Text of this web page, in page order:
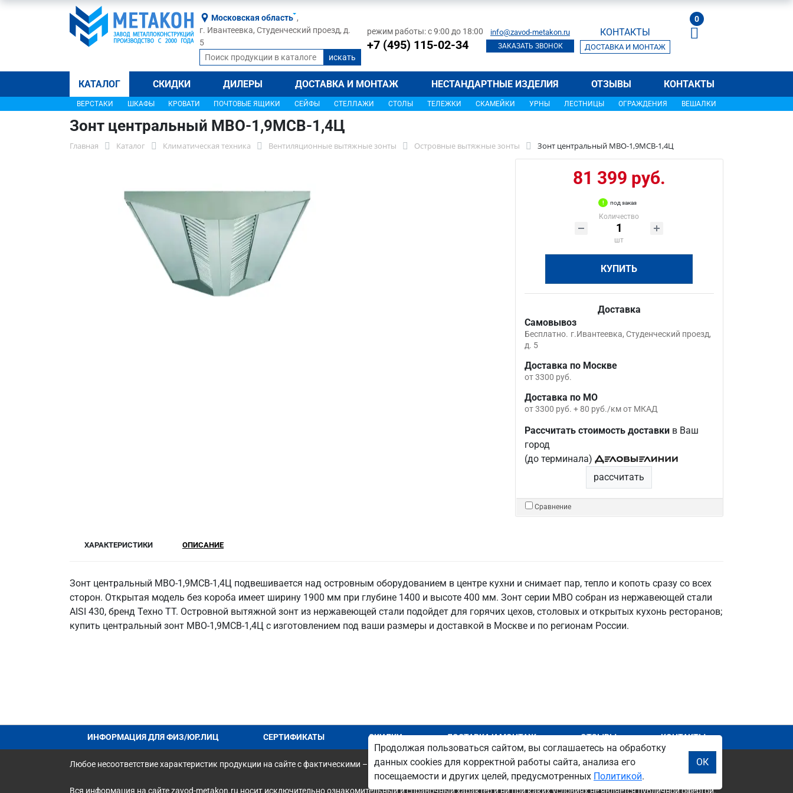
Московская область ,
г. Ивантеевка, Студенческий проезд, д.
5
режим работы: с 9:00 до 18:00
+7 (495) 115-02-34
info@zavod-metakon.ru
ЗАКАЗАТЬ ЗВОНОК
КОНТАКТЫ
ДОСТАВКА И МОНТАЖ
0
КАТАЛОГ СКИДКИ ДИЛЕРЫ ДОСТАВКА И МОНТАЖ НЕСТАНДАРТНЫЕ ИЗДЕЛИЯ ОТЗЫВЫ КОНТАКТЫ
ВЕРСТАКИ ШКАФЫ КРОВАТИ ПОЧТОВЫЕ ЯЩИКИ СЕЙФЫ СТЕЛЛАЖИ СТОЛЫ ТЕЛЕЖКИ СКАМЕЙКИ УРНЫ ЛЕСТНИЦЫ ОГРАЖДЕНИЯ ВЕШАЛКИ
Зонт центральный МВО-1,9МСВ-1,4Ц
Главная Каталог Климатическая техника Вентиляционные вытяжные зонты Островные вытяжные зонты Зонт центральный МВО-1,9МСВ-1,4Ц
81 399 руб.
под заказ
Количество
шт
КУПИТЬ
Доставка
Самовывоз
Бесплатно. г.Ивантеевка, Студенческий проезд,
д. 5
Доставка по Москве
от 3300 руб.
Доставка по МО
от 3300 руб. + 80 руб./км от МКАД
Рассчитать стоимость доставкив Ваш
город
(до терминала)
рассчитать
Сравнение
ХАРАКТЕРИСТИКИ ОПИСАНИЕ
Зонт центральный МВО-1,9МСВ-1,4Ц подвешивается над островным оборудованием в центре кухни и снимает пар, тепло и копоть сразу со всех
сторон. Открытая модель без короба имеет ширину 1900 мм при глубине 1400 и высоте 400 мм. Зонт серии МВО собран из нержавеющей стали
AISI 430, бренд Техно ТТ. Островной вытяжной зонт из нержавеющей стали подойдет для горячих цехов, столовых и открытых кухонь ресторанов;
купить центральный зонт МВО-1,9МСВ-1,4Ц с изготовлением под ваши размеры и доставкой в Москве и по регионам России.
ИНФОРМАЦИЯ ДЛЯ ФИЗ/ЮР.ЛИЦ СЕРТИФИКАТЫ СКИДКИ ДОСТАВКА И МОНТАЖ ОТЗЫВЫ КОНТАКТЫ
Любое несоответствие характеристик продукции на сайте с фактическими – является опечаткой.
Вся информация на сайте zavod-metakon.ru носит исключительно ознакомительный и справочный характер и ни при каких условиях не является публичной офертой.
Продолжая пользоваться сайтом, вы соглашаетесь на обработку
данных cookies для корректной работы сайта, анализа его
посещаемости и других целей, предусмотренных Политикой.
ОК